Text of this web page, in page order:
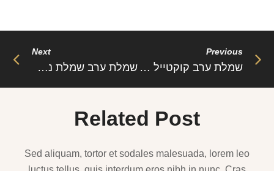
Previous
שמלת ערב קוקטייל סאטן סטרפלס בסיסית – ליז (משלוח חינם)
Next
שמלת ערב שמלת נשף נצנצים כתפיים חשופות – ג’ני
Related Post
Sed aliquam, tortor et sodales malesuada, lorem leo